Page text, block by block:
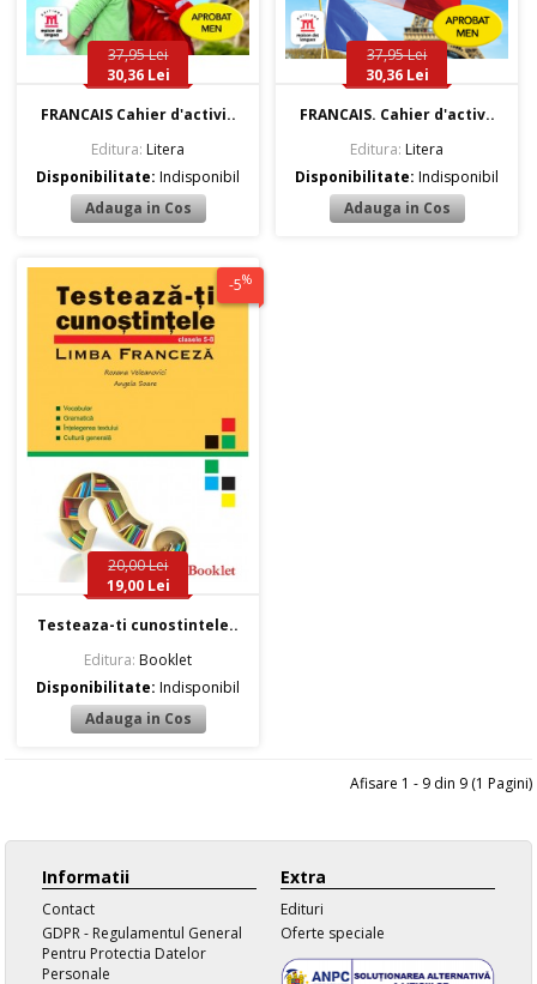
37,95 Lei
30,36 Lei
FRANCAIS Cahier d'activi..
Editura: Litera
Disponibilitate:Indisponibil
37,95 Lei
30,36 Lei
FRANCAIS. Cahier d'activ..
Editura: Litera
Disponibilitate:Indisponibil
-5%
20,00 Lei
19,00 Lei
Testeaza-ti cunostintele..
Editura: Booklet
Disponibilitate:Indisponibil
Afisare 1 - 9 din 9 (1 Pagini)
Informatii
Contact
GDPR - Regulamentul General
Pentru Protectia Datelor
Personale
Extra
Edituri
Oferte speciale